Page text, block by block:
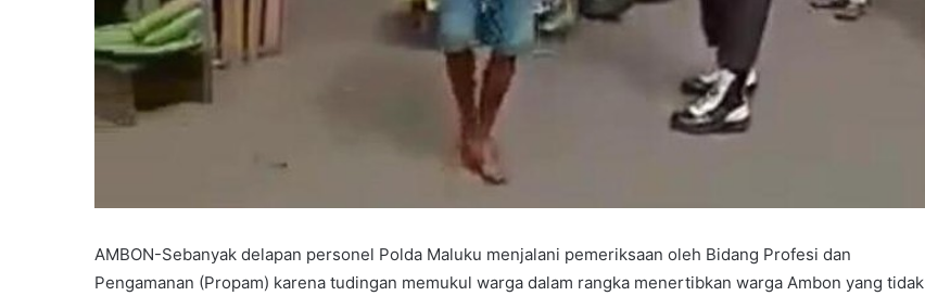
AMBON-Sebanyak delapan personel Polda Maluku menjalani pemeriksaan oleh Bidang Profesi dan
Pengamanan (Propam) karena tudingan memukul warga dalam rangka menertibkan warga Ambon yang tidak